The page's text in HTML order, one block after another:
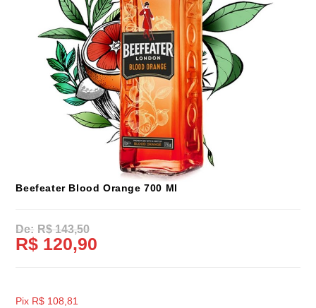
Beefeater Blood Orange 700 Ml
R$143,50
R$ 120,90
Pix R$ 108,81